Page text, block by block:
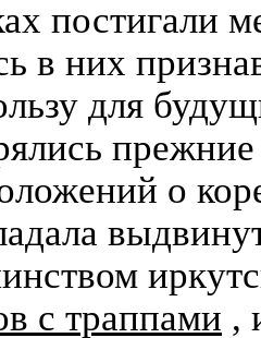
постигали
в них
для
о
с траппами ,